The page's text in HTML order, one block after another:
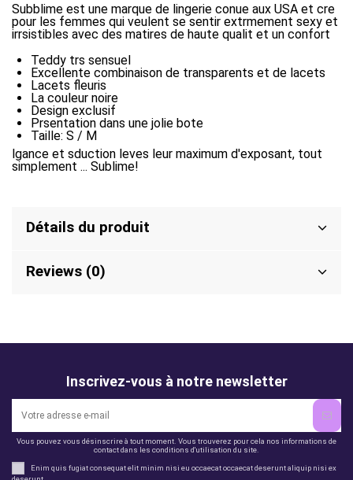
Subblime est une marque de lingerie conue aux USA et cre
pour les femmes qui veulent se sentir extrmement sexy et
irrsistibles avec des matires de haute qualit et un confort
Teddy trs sensuel
Excellente combinaison de transparents et de lacets
Lacets fleuris
La couleur noire
Design exclusif
Prsentation dans une jolie bote
Taille: S / M
lgance et sduction leves leur maximum d'exposant, tout
simplement ... Sublime!
Détails du produit
Reviews (0)
Inscrivez-vous à notre newsletter
Vous pouvez vous désinscrire à tout moment. Vous trouverez pour cela nos informations de
contact dans les conditions d'utilisation du site.
Enim quis fugiat consequat elit minim nisi eu occaecat occaecat deserunt aliquip nisi ex